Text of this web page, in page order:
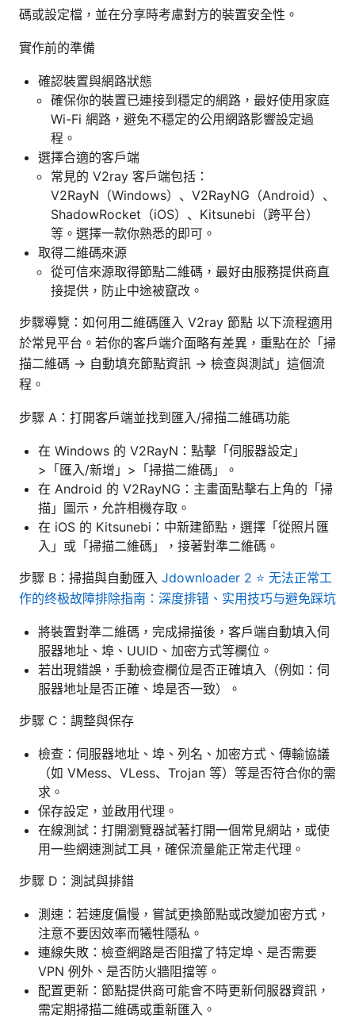
碼或設定檔，並在分享時考慮對方的裝置安全性。
實作前的準備
確認裝置與網路狀態
確保你的裝置已連接到穩定的網路，最好使用家庭
Wi-Fi 網路，避免不穩定的公用網路影響設定過
程。
選擇合適的客戶端
常見的 V2ray 客戶端包括：
V2RayN（Windows）、V2RayNG（Android）、
ShadowRocket（iOS）、Kitsunebi（跨平台）
等。選擇一款你熟悉的即可。
取得二維碼來源
從可信來源取得節點二維碼，最好由服務提供商直
接提供，防止中途被竄改。
步驟導覽：如何用二維碼匯入 V2ray 節點 以下流程適用
於常見平台。若你的客戶端介面略有差異，重點在於「掃
描二維碼 → 自動填充節點資訊 → 檢查與測試」這個流
程。
步驟 A：打開客戶端並找到匯入/掃描二維碼功能
在 Windows 的 V2RayN：點擊「伺服器設定」
>「匯入/新增」>「掃描二維碼」。
在 Android 的 V2RayNG：主畫面點擊右上角的「掃
描」圖示，允許相機存取。
在 iOS 的 Kitsunebi：中新建節點，選擇「從照片匯
入」或「掃描二維碼」，接著對準二維碼。
步驟 B：掃描與自動匯入 Jdownloader 2 ⭐ 无法正常工
作的终极故障排除指南：深度排错、实用技巧与避免踩坑
將裝置對準二維碼，完成掃描後，客戶端自動填入伺
服器地址、埠、UUID、加密方式等欄位。
若出現錯誤，手動檢查欄位是否正確填入（例如：伺
服器地址是否正確、埠是否一致）。
步驟 C：調整與保存
檢查：伺服器地址、埠、列名、加密方式、傳輸協議
（如 VMess、VLess、Trojan 等）等是否符合你的需
求。
保存設定，並啟用代理。
在線測試：打開瀏覽器試著打開一個常見網站，或使
用一些網速測試工具，確保流量能正常走代理。
步驟 D：測試與排錯
測速：若速度偏慢，嘗試更換節點或改變加密方式，
注意不要因效率而犧牲隱私。
連線失敗：檢查網路是否阻擋了特定埠、是否需要
VPN 例外、是否防火牆阻擋等。
配置更新：節點提供商可能會不時更新伺服器資訊，
需定期掃描二維碼或重新匯入。